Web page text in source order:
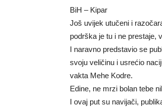
BiH – Kipar
Još uvijek utučeni i
podrška je tu i ne prestaje,
I naravno predstavio se
svoju veličinu i usrećio
vakta Mehe Kodre.
Edine, ne mrzi bolan tebe
I ovaj put su navijači,